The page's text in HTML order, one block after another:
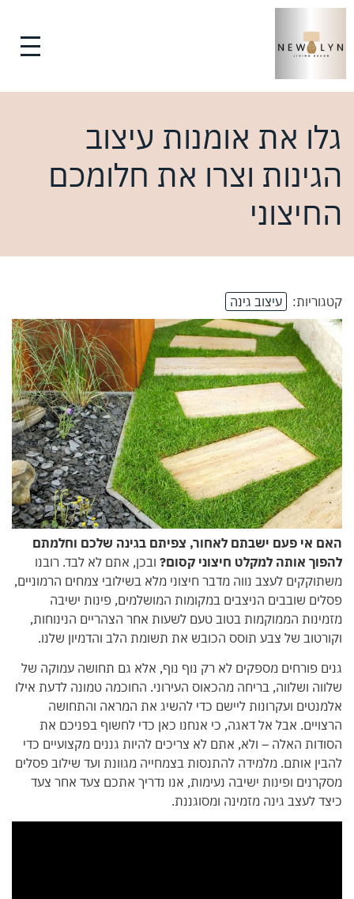
גלו את אומנות עיצוב
הגינות וצרו את חלומכם
החיצוני
קטגוריות: עיצוב גינה
האם אי פעם ישבתם לאחור, צפיתם בגינה שלכם וחלמתם
להפוך אותה למקלט חיצוני קסום? ובכן, אתם לא לבד. רובנו
משתוקקים לעצב נווה מדבר חיצוני מלא בשילובי צמחים הרמוניים,
פסלים שובבים הניצבים במקומות המושלמים, פינות ישיבה
מזמינות הממוקמות בטוב טעם לשעות אחר הצהריים הנינוחות,
וקורטוב של צבע תוסס הכובש את תשומת הלב והדמיון שלנו.
גנים פורחים מספקים לא רק נוף נוף, אלא גם תחושה עמוקה של
שלווה ושלווה, בריחה מהכאוס העירוני. החוכמה טמונה לדעת אילו
אלמנטים ועקרונות ליישם כדי להשיג את המראה והתחושה
הרצויים. אבל אל דאגה, כי אנחנו כאן כדי לחשוף בפניכם את
הסודות האלה – ולא, אתם לא צריכים להיות גננים מקצועיים כדי
להבין אותם. מלמידה להתנסות בצמחייה מגוונת ועד שילוב פסלים
מסקרנים ופינות ישיבה נעימות, אנו נדריך אתכם צעד אחר צעד
כיצד לעצב גינה מזמינה ומסוגננת.